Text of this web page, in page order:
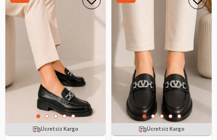
Ücretsiz Kargo Ücretsiz Kargo